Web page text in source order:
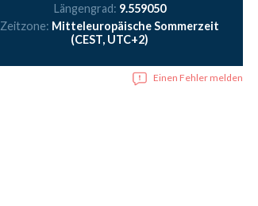
Längengrad: 9.559050
Zeitzone: Mitteleuropäische Sommerzeit
(CEST, UTC+2)
Einen Fehler melden